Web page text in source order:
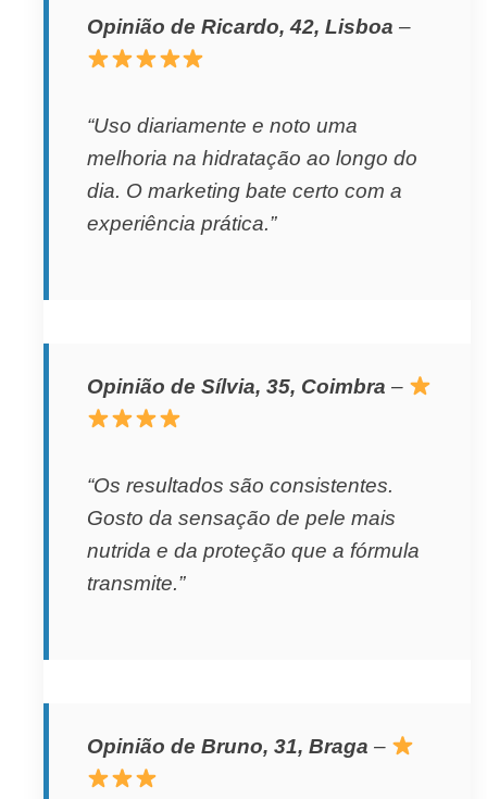
Opinião de Ricardo, 42, Lisboa –
“Uso diariamente e noto uma
melhoria na hidratação ao longo do
dia. O marketing bate certo com a
experiência prática.”
Opinião de Sílvia, 35, Coimbra –
“Os resultados são consistentes.
Gosto da sensação de pele mais
nutrida e da proteção que a fórmula
transmite.”
Opinião de Bruno, 31, Braga –